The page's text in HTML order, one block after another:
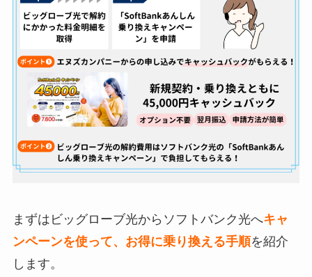
まずはビッグローブ光からソフトバンク光へキャ
ンペーンを使って、お得に乗り換える手順を紹介
します。